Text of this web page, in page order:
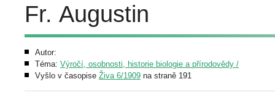
Fr. Augustin
Autor:
Téma: Výročí, osobnosti, historie biologie a přírodovědy /
Vyšlo v časopise Živa 6/1909 na straně 191